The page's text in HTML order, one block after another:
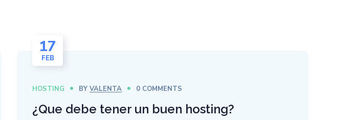
17
FEB
HOSTING BYVALENTA 0 COMMENTS
¿Que debe tener un buen hosting?